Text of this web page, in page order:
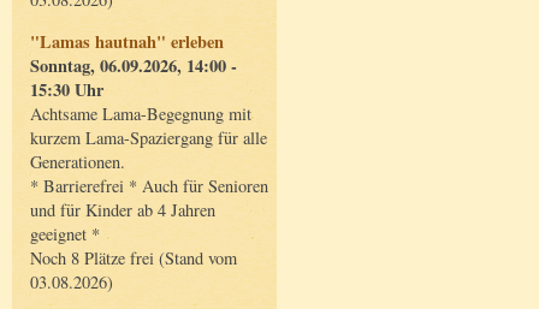
"Lamas hautnah" erleben
Sonntag, 06.09.2026, 14:00 -
15:30 Uhr
Achtsame Lama-Begegnung mit
kurzem Lama-Spaziergang für alle
Generationen.
* Barrierefrei * Auch für Senioren
und für Kinder ab 4 Jahren
geeignet *
Noch 8 Plätze frei (Stand vom
03.08.2026)